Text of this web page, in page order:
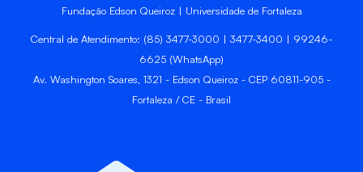
Fundação Edson Queiroz | Universidade de Fortaleza
Central de Atendimento: (85) 3477-3000 | 3477-3400 | 99246-
6625 (WhatsApp)
Av. Washington Soares, 1321 - Edson Queiroz - CEP 60811-905 -
Fortaleza / CE - Brasil